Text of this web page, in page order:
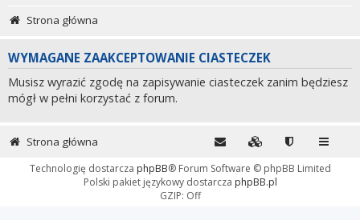
Strona główna
WYMAGANE ZAAKCEPTOWANIE CIASTECZEK
Musisz wyrazić zgodę na zapisywanie ciasteczek zanim będziesz
mógł w pełni korzystać z forum.
Strona główna
Technologię dostarcza phpBB® Forum Software © phpBB Limited
Polski pakiet językowy dostarcza phpBB.pl
GZIP: Off